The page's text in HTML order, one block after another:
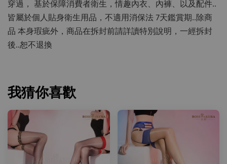
穿過，
基於保障消費者衛生，情趣內衣、內褲、以及配件..
皆屬於個人貼身衛生用品，不適用消保法 7天鑑賞期..除商
品 本身瑕疵外，商品在拆封前請詳讀特別說明，一經拆封
後..恕不退換
我猜你喜歡